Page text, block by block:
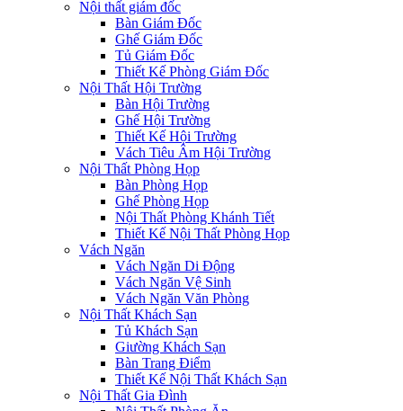
Nội thất giám đốc
Bàn Giám Đốc
Ghế Giám Đốc
Tủ Giám Đốc
Thiết Kế Phòng Giám Đốc
Nội Thất Hội Trường
Bàn Hội Trường
Ghế Hội Trường
Thiết Kế Hội Trường
Vách Tiêu Âm Hội Trường
Nội Thất Phòng Họp
Bàn Phòng Họp
Ghế Phòng Họp
Nội Thất Phòng Khánh Tiết
Thiết Kế Nội Thất Phòng Họp
Vách Ngăn
Vách Ngăn Di Động
Vách Ngăn Vệ Sinh
Vách Ngăn Văn Phòng
Nội Thất Khách Sạn
Tủ Khách Sạn
Giường Khách Sạn
Bàn Trang Điểm
Thiết Kế Nội Thất Khách Sạn
Nội Thất Gia Đình